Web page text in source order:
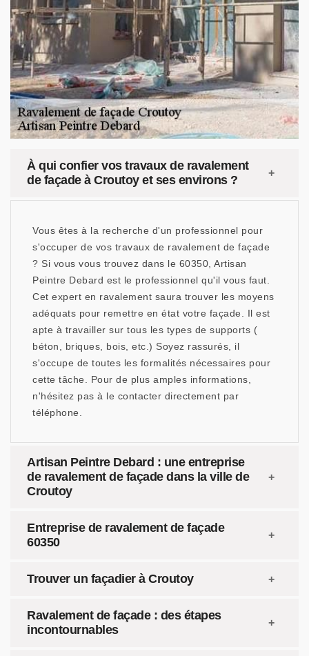
À qui confier vos travaux de ravalement
de façade à Croutoy et ses environs ?
Vous êtes à la recherche d'un professionnel pour
s'occuper de vos travaux de ravalement de façade
? Si vous vous trouvez dans le 60350, Artisan
Peintre Debard est le professionnel qu'il vous faut.
Cet expert en ravalement saura trouver les moyens
adéquats pour remettre en état votre façade. Il est
apte à travailler sur tous les types de supports (
béton, briques, bois, etc.) Soyez rassurés, il
s'occupe de toutes les formalités nécessaires pour
cette tâche. Pour de plus amples informations,
n'hésitez pas à le contacter directement par
téléphone.
Artisan Peintre Debard : une entreprise
de ravalement de façade dans la ville de
Croutoy
Entreprise de ravalement de façade
60350
Trouver un façadier à Croutoy
Ravalement de façade : des étapes
incontournables